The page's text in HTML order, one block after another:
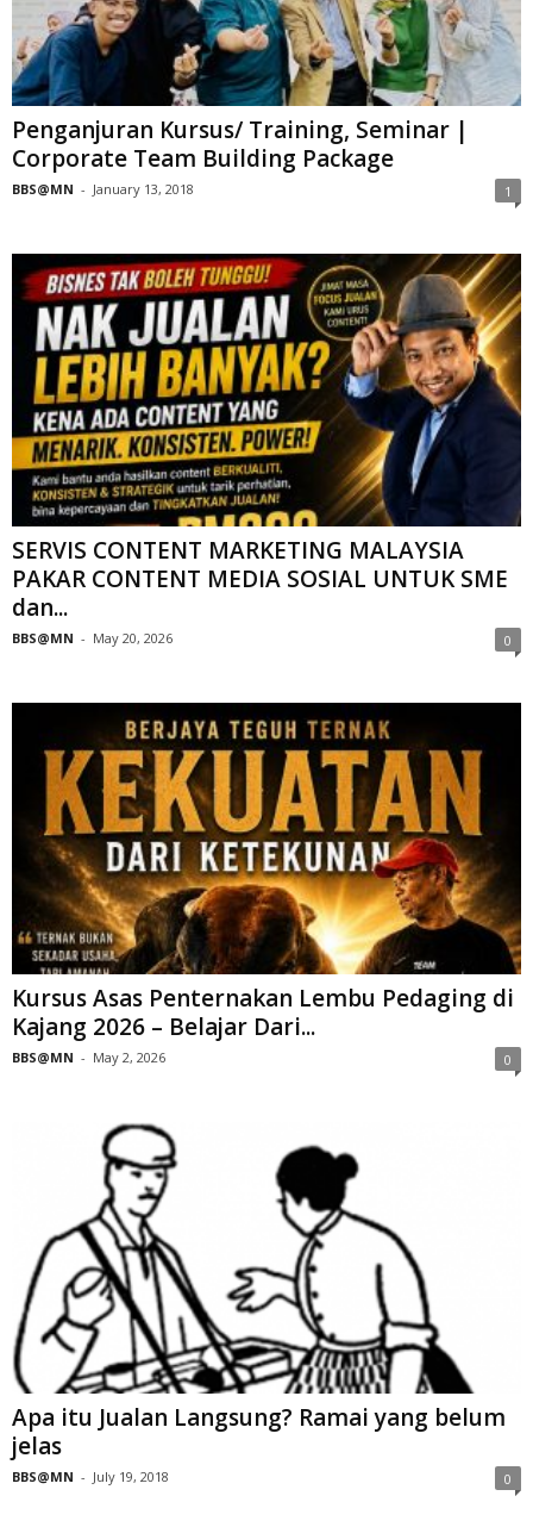
Penganjuran Kursus/ Training, Seminar |
Corporate Team Building Package
BBS@MN - January 13, 2018 1
SERVIS CONTENT MARKETING MALAYSIA
PAKAR CONTENT MEDIA SOSIAL UNTUK SME
dan...
BBS@MN - May 20, 2026 0
Kursus Asas Penternakan Lembu Pedaging di
Kajang 2026 – Belajar Dari...
BBS@MN - May 2, 2026 0
Apa itu Jualan Langsung? Ramai yang belum
jelas
BBS@MN - July 19, 2018 0